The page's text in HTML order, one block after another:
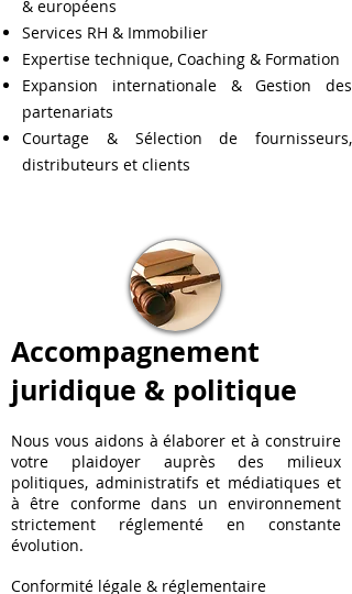
& européens
Services RH & Immobilier
Expertise technique, Coaching & Formation
Expansion internationale & Gestion des
partenariats
Courtage & Sélection de fournisseurs,
distributeurs et clients
Accompagnement
juridique & politique
Nous vous aidons à élaborer et à construire
votre plaidoyer auprès des milieux
politiques, administratifs et médiatiques et
à être conforme dans un environnement
strictement réglementé en constante
évolution.
Conformité légale & réglementaire